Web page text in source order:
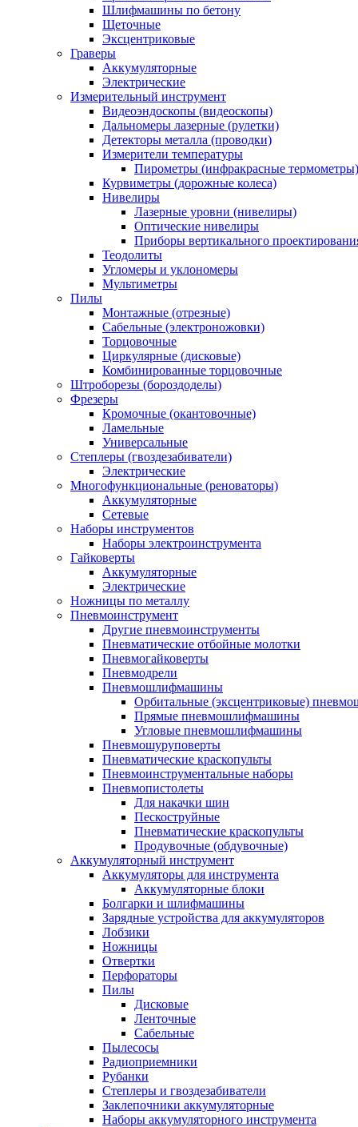
Шлифмашины по бетону
Щеточные
Эксцентриковые
Граверы
Аккумуляторные
Электрические
Измерительный инструмент
Видеоэндоскопы (видеоскопы)
Дальномеры лазерные (рулетки)
Детекторы металла (проводки)
Измерители температуры
Пирометры (инфракрасные термометры)
Курвиметры (дорожные колеса)
Нивелиры
Лазерные уровни (нивелиры)
Оптические нивелиры
Приборы вертикального
Теодолиты
Угломеры и уклономеры
Мультиметры
Пилы
Монтажные (отрезные)
Сабельные (электроножовки)
Торцовочные
Циркулярные (дисковые)
Комбинированные торцовочные
Штроборезы (бороздоделы)
Фрезеры
Кромочные (окантовочные)
Ламельные
Универсальные
Степлеры (гвоздезабиватели)
Электрические
Многофункциональные (реноваторы)
Аккумуляторные
Сетевые
Наборы инструментов
Наборы электроинструмента
Гайковерты
Аккумуляторные
Электрические
Ножницы по металлу
Пневмоинструмент
Другие пневмоинструменты
Пневматические отбойные молотки
Пневмогайковерты
Пневмодрели
Пневмошлифмашины
Орбитальные (эксцентриковые)
Прямые пневмошлифмашины
Угловые пневмошлифмашины
Пневмошуруповерты
Пневматические краскопульты
Пневмоинструментальные наборы
Пневмопистолеты
Для накачки шин
Пескоструйные
Пневматические краскопульты
Продувочные (обдувочные)
Аккумуляторный инструмент
Аккумуляторы для инструмента
Аккумуляторные блоки
Болгарки и шлифмашины
Зарядные устройства для аккумуляторов
Лобзики
Ножницы
Отвертки
Перфораторы
Пилы
Дисковые
Ленточные
Сабельные
Пылесосы
Радиоприемники
Рубанки
Степлеры и гвоздезабиватели
Заклепочники аккумуляторные
Наборы аккумуляторного инструмента